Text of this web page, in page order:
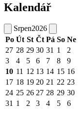
Kalendář
Srpen2026
Po Út St Čt Pá So Ne
27 28 29 30 31 1
2
3
4 5 6 7 8
9
10 11 12 13 14 15 16
17 18 19 20 21 22 23
24 25 26 27 28 29 30
31 1 2 3 4 5 6